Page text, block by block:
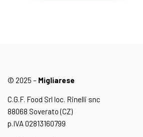
© 2025 – Migliarese
C.G.F. Food Srl loc. Rinelli snc
88068 Soverato (CZ)
p.IVA 02813160799